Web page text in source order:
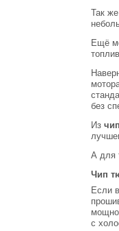
Так
Ещё
без
Из
А для
Чип
Если
с